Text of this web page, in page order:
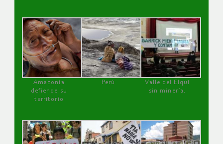
Amazonía
defiende su
territorio
Perú
Valle del Elqui
sin minería.